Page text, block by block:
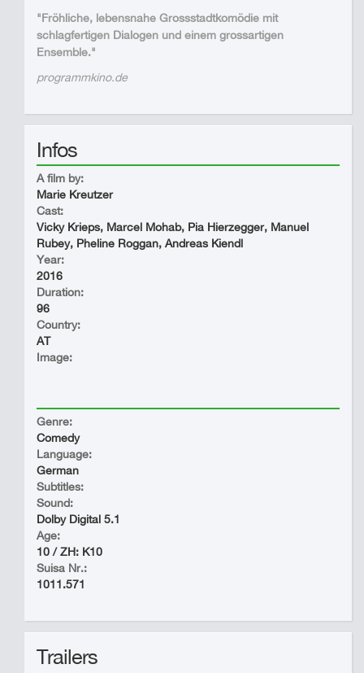
"Fröhliche, lebensnahe Grossstadtkomödie mit
schlagfertigen Dialogen und einem grossartigen
Ensemble."
programmkino.de
Infos
A film by:
Marie Kreutzer
Cast:
Vicky Krieps, Marcel Mohab, Pia Hierzegger, Manuel
Rubey, Pheline Roggan, Andreas Kiendl
Year:
2016
Duration:
96
Country:
AT
Image:
Genre:
Comedy
Language:
German
Subtitles:
Sound:
Dolby Digital 5.1
Age:
10 / ZH: K10
Suisa Nr.:
1011.571
Trailers